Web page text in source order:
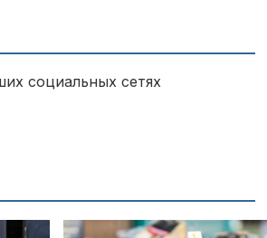
социальных сетях